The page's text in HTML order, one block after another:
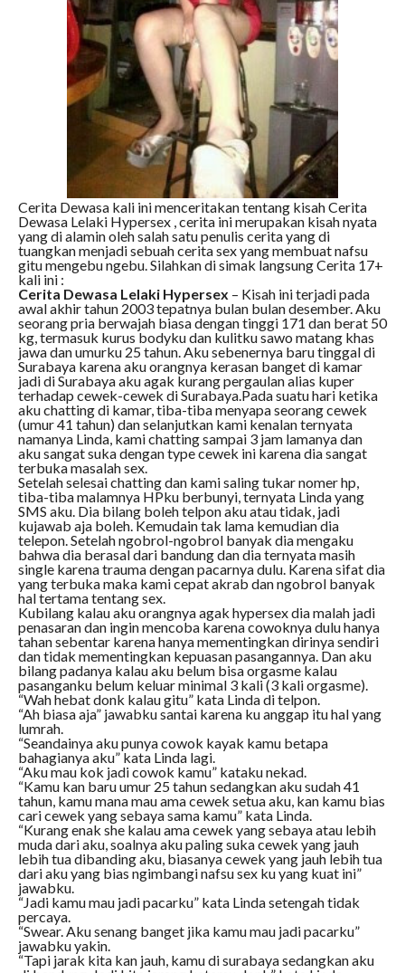
Cerita Dewasa kali ini menceritakan tentang kisah Cerita
Dewasa Lelaki Hypersex , cerita ini merupakan kisah nyata
yang di alamin oleh salah satu penulis cerita yang di
tuangkan menjadi sebuah cerita sex yang membuat nafsu
gitu mengebu ngebu. Silahkan di simak langsung Cerita 17+
kali ini :
Cerita Dewasa Lelaki Hypersex – Kisah ini terjadi pada
awal akhir tahun 2003 tepatnya bulan bulan desember. Aku
seorang pria berwajah biasa dengan tinggi 171 dan berat 50
kg, termasuk kurus bodyku dan kulitku sawo matang khas
jawa dan umurku 25 tahun. Aku sebenernya baru tinggal di
Surabaya karena aku orangnya kerasan banget di kamar
jadi di Surabaya aku agak kurang pergaulan alias kuper
terhadap cewek-cewek di Surabaya.Pada suatu hari ketika
aku chatting di kamar, tiba-tiba menyapa seorang cewek
(umur 41 tahun) dan selanjutkan kami kenalan ternyata
namanya Linda, kami chatting sampai 3 jam lamanya dan
aku sangat suka dengan type cewek ini karena dia sangat
terbuka masalah sex.
Setelah selesai chatting dan kami saling tukar nomer hp,
tiba-tiba malamnya HPku berbunyi, ternyata Linda yang
SMS aku. Dia bilang boleh telpon aku atau tidak, jadi
kujawab aja boleh. Kemudain tak lama kemudian dia
telepon. Setelah ngobrol-ngobrol banyak dia mengaku
bahwa dia berasal dari bandung dan dia ternyata masih
single karena trauma dengan pacarnya dulu. Karena sifat dia
yang terbuka maka kami cepat akrab dan ngobrol banyak
hal tertama tentang sex.
Kubilang kalau aku orangnya agak hypersex dia malah jadi
penasaran dan ingin mencoba karena cowoknya dulu hanya
tahan sebentar karena hanya mementingkan dirinya sendiri
dan tidak mementingkan kepuasan pasangannya. Dan aku
bilang padanya kalau aku belum bisa orgasme kalau
pasanganku belum keluar minimal 3 kali (3 kali orgasme).
“Wah hebat donk kalau gitu” kata Linda di telpon.
“Ah biasa aja” jawabku santai karena ku anggap itu hal yang
lumrah.
“Seandainya aku punya cowok kayak kamu betapa
bahagianya aku” kata Linda lagi.
“Aku mau kok jadi cowok kamu” kataku nekad.
“Kamu kan baru umur 25 tahun sedangkan aku sudah 41
tahun, kamu mana mau ama cewek setua aku, kan kamu bias
cari cewek yang sebaya sama kamu” kata Linda.
“Kurang enak she kalau ama cewek yang sebaya atau lebih
muda dari aku, soalnya aku paling suka cewek yang jauh
lebih tua dibanding aku, biasanya cewek yang jauh lebih tua
dari aku yang bias ngimbangi nafsu sex ku yang kuat ini”
jawabku.
“Jadi kamu mau jadi pacarku” kata Linda setengah tidak
percaya.
“Swear. Aku senang banget jika kamu mau jadi pacarku”
jawabku yakin.
“Tapi jarak kita kan jauh, kamu di surabaya sedangkan aku